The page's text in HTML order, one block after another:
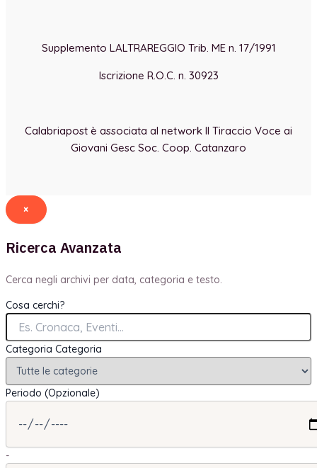
Supplemento LALTRAREGGIO Trib. ME n. 17/1991
Iscrizione R.O.C. n. 30923
Calabriapost è associata al network Il Tiraccio Voce ai
Giovani Gesc Soc. Coop. Catanzaro
×
Ricerca Avanzata
Cerca negli archivi per data, categoria e testo.
Cosa cerchi?
Categoria Categoria
Periodo (Opzionale)
-